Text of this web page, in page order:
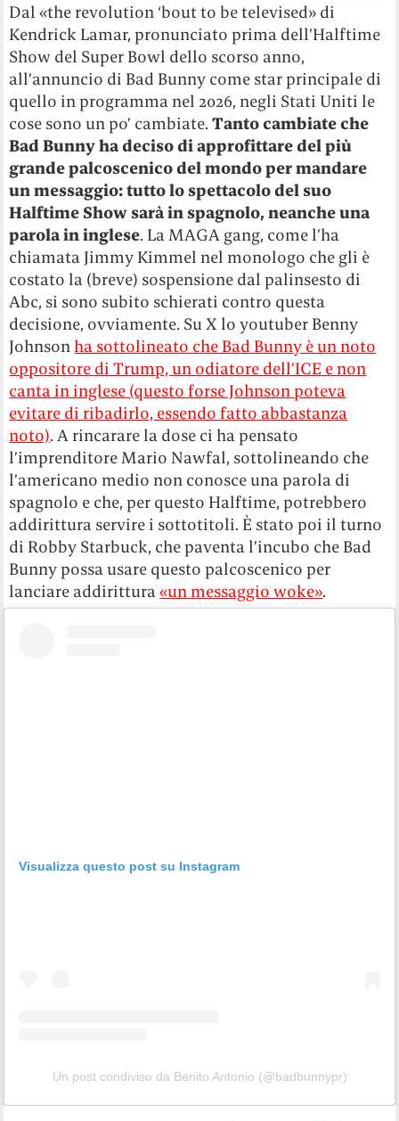
Dal «the revolution ‘bout to be televised» di
Kendrick Lamar, pronunciato prima dell’Halftime
Show del Super Bowl dello scorso anno,
all’annuncio di Bad Bunny come star principale di
quello in programma nel 2026, negli Stati Uniti le
cose sono un po’ cambiate.Tanto cambiate che
Bad Bunny ha deciso di approfittare del più
grande palcoscenico del mondo per mandare
un messaggio: tutto lo spettacolo del suo
Halftime Show sarà in spagnolo, neanche una
parola in inglese. La MAGA gang, come l’ha
chiamata Jimmy Kimmel nel monologo che gli è
costato la (breve) sospensione dal palinsesto di
Abc, si sono subito schierati contro questa
decisione, ovviamente. Su X lo youtuber Benny
Johnson ha sottolineato che Bad Bunny è un noto
oppositore di Trump, un odiatore dell’ICE e non
canta in inglese (questo forse Johnson poteva
evitare di ribadirlo, essendo fatto abbastanza
noto). A rincarare la dose ci ha pensato
l’imprenditore Mario Nawfal, sottolineando che
l’americano medio non conosce una parola di
spagnolo e che, per questo Halftime, potrebbero
addirittura servire i sottotitoli. È stato poi il turno
di Robby Starbuck, che paventa l’incubo che Bad
Bunny possa usare questo palcoscenico per
lanciare addirittura«un messaggio woke».
Visualizza questo post su Instagram
Un post condiviso da Benito Antonio (@badbunnypr)